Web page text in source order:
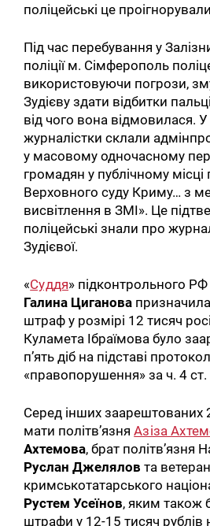
поліцейські це
Під час перебування у
поліції м. Сімферополь
використовуючи погрози,
Зудієву здати відбитки
від чого вона відмовилася.
журналістки склали
у масовому одночасному
громадян у публічному місці
Верховного суду Криму… з
висвітлення в ЗМІ». Це
поліцейські знали про
Зудієвої.
«Суддя» підконтрольного
Галина Циганова призначила
штраф у розмірі 12 тисяч
Куламета Ібраїмова було
п’ять діб на підставі
«правопорушення» за ч. 4
Серед інших заарештованих
мати політв’язняАзіза
Ахтемова, брат політв’язня
Руслан Джелялов та ветеран
кримськотатарського
Рустем Усеїнов, яким також
штрафи у 12-15 тисяч рублів